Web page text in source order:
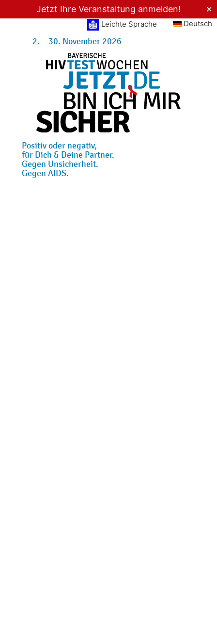
Jetzt Ihre Veranstaltung anmelden!
✕
Leichte Sprache
Deutsch
2. – 30. November 2026
Positiv oder negativ,
für Dich & Deine Partner.
Gegen Unsicherheit.
Gegen AIDS.